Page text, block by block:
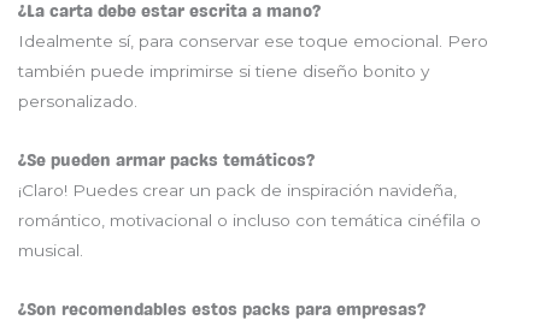
¿La carta debe estar escrita a mano?
Idealmente sí, para conservar ese toque emocional. Pero
también puede imprimirse si tiene diseño bonito y
personalizado.
¿Se pueden armar packs temáticos?
¡Claro! Puedes crear un pack de inspiración navideña,
romántico, motivacional o incluso con temática cinéfila o
musical.
¿Son recomendables estos packs para empresas?